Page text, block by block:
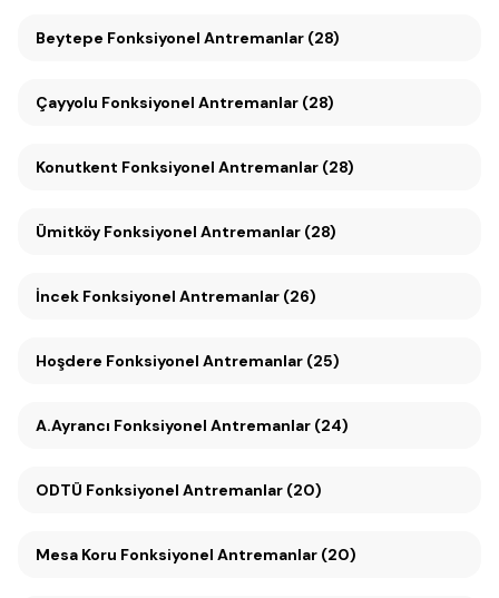
Beytepe Fonksiyonel Antremanlar (28)
Çayyolu Fonksiyonel Antremanlar (28)
Konutkent Fonksiyonel Antremanlar (28)
Ümitköy Fonksiyonel Antremanlar (28)
İncek Fonksiyonel Antremanlar (26)
Hoşdere Fonksiyonel Antremanlar (25)
A.Ayrancı Fonksiyonel Antremanlar (24)
ODTÜ Fonksiyonel Antremanlar (20)
Mesa Koru Fonksiyonel Antremanlar (20)